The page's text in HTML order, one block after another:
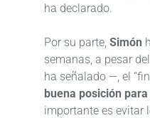
ha declarado.
Por su parte, Simón
semanas, a pesar
ha señalado —, el
buena posición
importante es evitar